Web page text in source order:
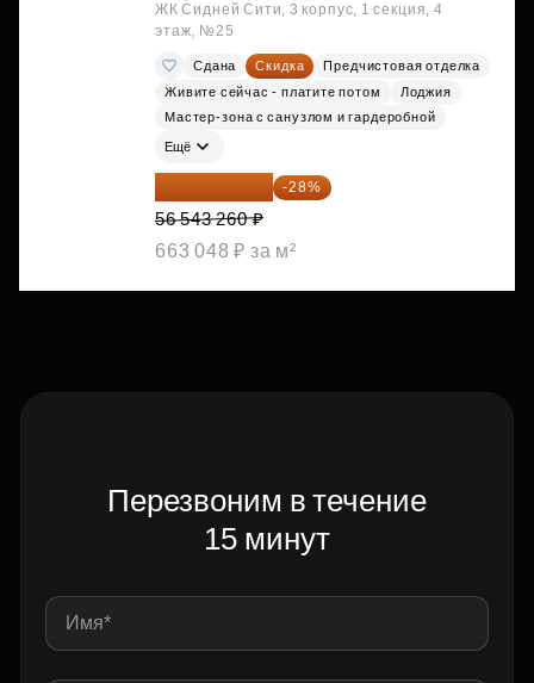
ЖК Сидней Сити, 3 корпус, 1 секция, 4
этаж, №25
Сдана Скидка
Предчистовая отделка
Живите сейчас - платите потом
Лоджия
Мастер-зона с санузлом и гардеробной
Ещё
40 711 147 ₽ -28%
56 543 260 ₽
663 048 ₽ за м²
Перезвоним в течение
15 минут